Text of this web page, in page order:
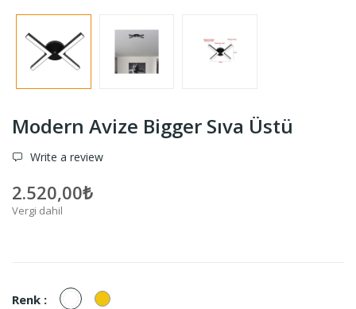
Modern Avize Bigger Sıva Üstü
Write a review
2.520,00₺
Vergi dahil
Renk : BeyazSarı